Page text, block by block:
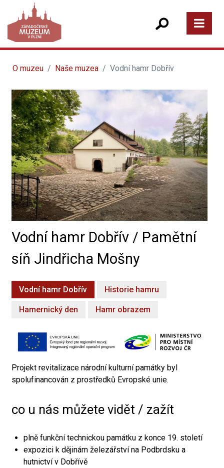
O muzeu Naše muzea Vodní hamr Dobřív
Vodní hamr Dobřív / Pamětní
síň Jindřicha Mošny
Vodní hamr Dobřív Historie hamru
Hamernický den Hamr obrazem
Projekt revitalizace národní kulturní památky byl
spolufinancován z prostředků Evropské unie.
co u nás můžete vidět / zažít
plně funkční technickou památku z konce 19. století
expozici k dějinám železářství na Podbrdsku a
hutnictví v Dobřívě